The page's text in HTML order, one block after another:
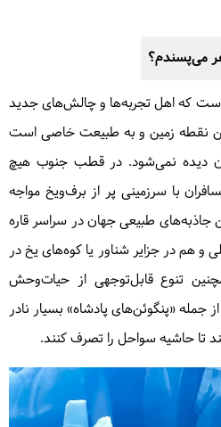
می‌پسندم؟
که اهل تجربه‌ها و چالش‌های جدید
نقطه زمین و به طبیعت خاصی است
دیده نمی‌شود. در قطب جنوب هیچ
با سرزمینی پر از برف‌ویخ مواجه
جاذبه‌های طبیعی جهان در سراسر قاره
هم در جزایر شناور یا کوه‌های یخ در
تنوع قابل‌توجهی از حیات‌وحش
جمله «پنگوئن‌های پادشاه» بسیار نادر
تا حاشیه سواحل را تصرف کنند.